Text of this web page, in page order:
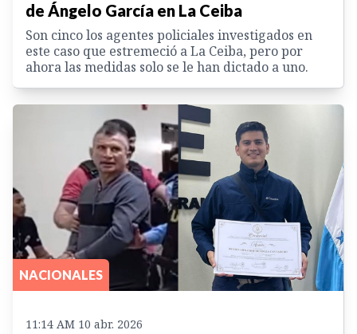
de Ángelo García en La Ceiba
Son cinco los agentes policiales investigados en
este caso que estremeció a La Ceiba, pero por
ahora las medidas solo se le han dictado a uno.
NACIONALES
11:14 AM 10 abr. 2026